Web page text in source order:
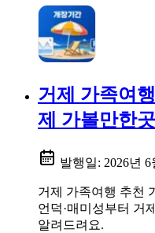
거제 가족여
제 가볼만한
발행일: 2026년 6
거제 가족여행 추천
언덕·매미성부터 거
알려드려요.